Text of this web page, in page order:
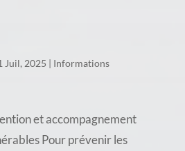
Juil, 2025 | Informations
et accompagnement
Pour prévenir les